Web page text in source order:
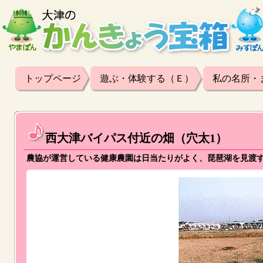
トップページ 遊ぶ・体験する（Ｅ） 私の名所・
西大津バイパス付近の畑（穴太1）
農協が運営している健康農園は日当たりがよく、琵琶湖を見渡